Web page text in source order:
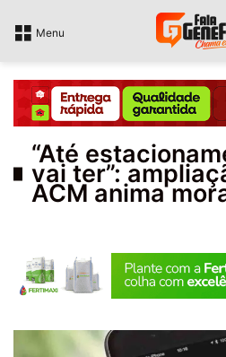
Menu
“Até
vai ter”:
ACM anima